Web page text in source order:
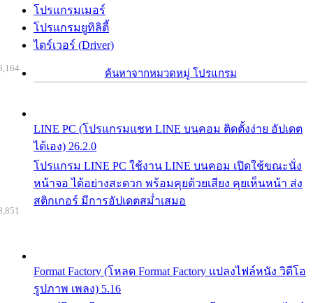
โปรแกรมเมอร์
โปรแกรมยูทิลิตี้
ไดร์เวอร์ (Driver)
ค้นหาจากหมวดหมู่ โปรแกรม
LINE PC (โปรแกรมแชท LINE บนคอม ติดตั้งง่าย อัปเดต
ได้เอง) 26.2.0
โปรแกรม LINE PC ใช้งาน LINE บนคอม เปิดใช้ขณะนั่ง
หน้าจอ ได้อย่างสะดวก พร้อมคุยด้วยเสียง คุยเห็นหน้า ส่ง
สติกเกอร์ มีการอัปเดตสม่ำเสมอ
Format Factory (โหลด Format Factory แปลงไฟล์หนัง วิดีโอ
รูปภาพ เพลง) 5.16